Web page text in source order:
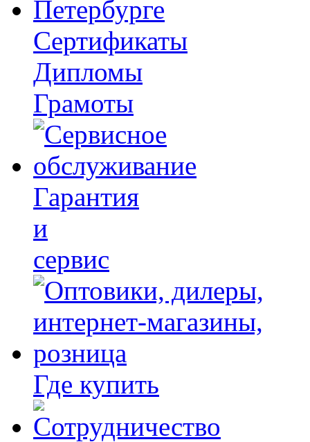
Сертификаты
Дипломы
Грамоты
Гарантия
и
сервис
Где купить